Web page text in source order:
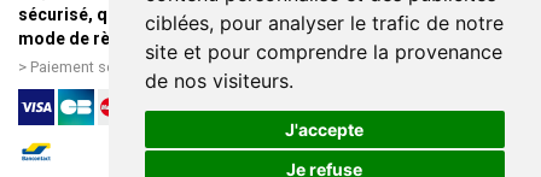
ciblées, pour analyser le trafic de notre
site et pour comprendre la provenance
de nos visiteurs.
J'accepte
Je refuse
sécurisé, quel que soit le
mode de règlement
Paiement sécurisé et simple
rapidement chez vous ou en
point retrait
Livraison chez vous ou en